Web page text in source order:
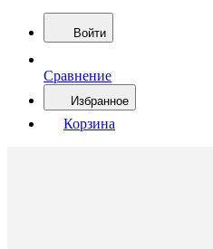
Войти
Сравнение
Избранное
Корзина